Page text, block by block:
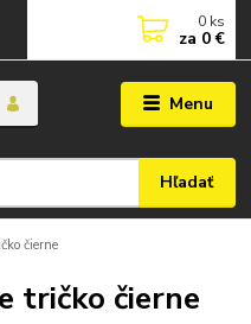
Menu
Hľadať
0 ks
za 0 €
čierne
tričko čierne